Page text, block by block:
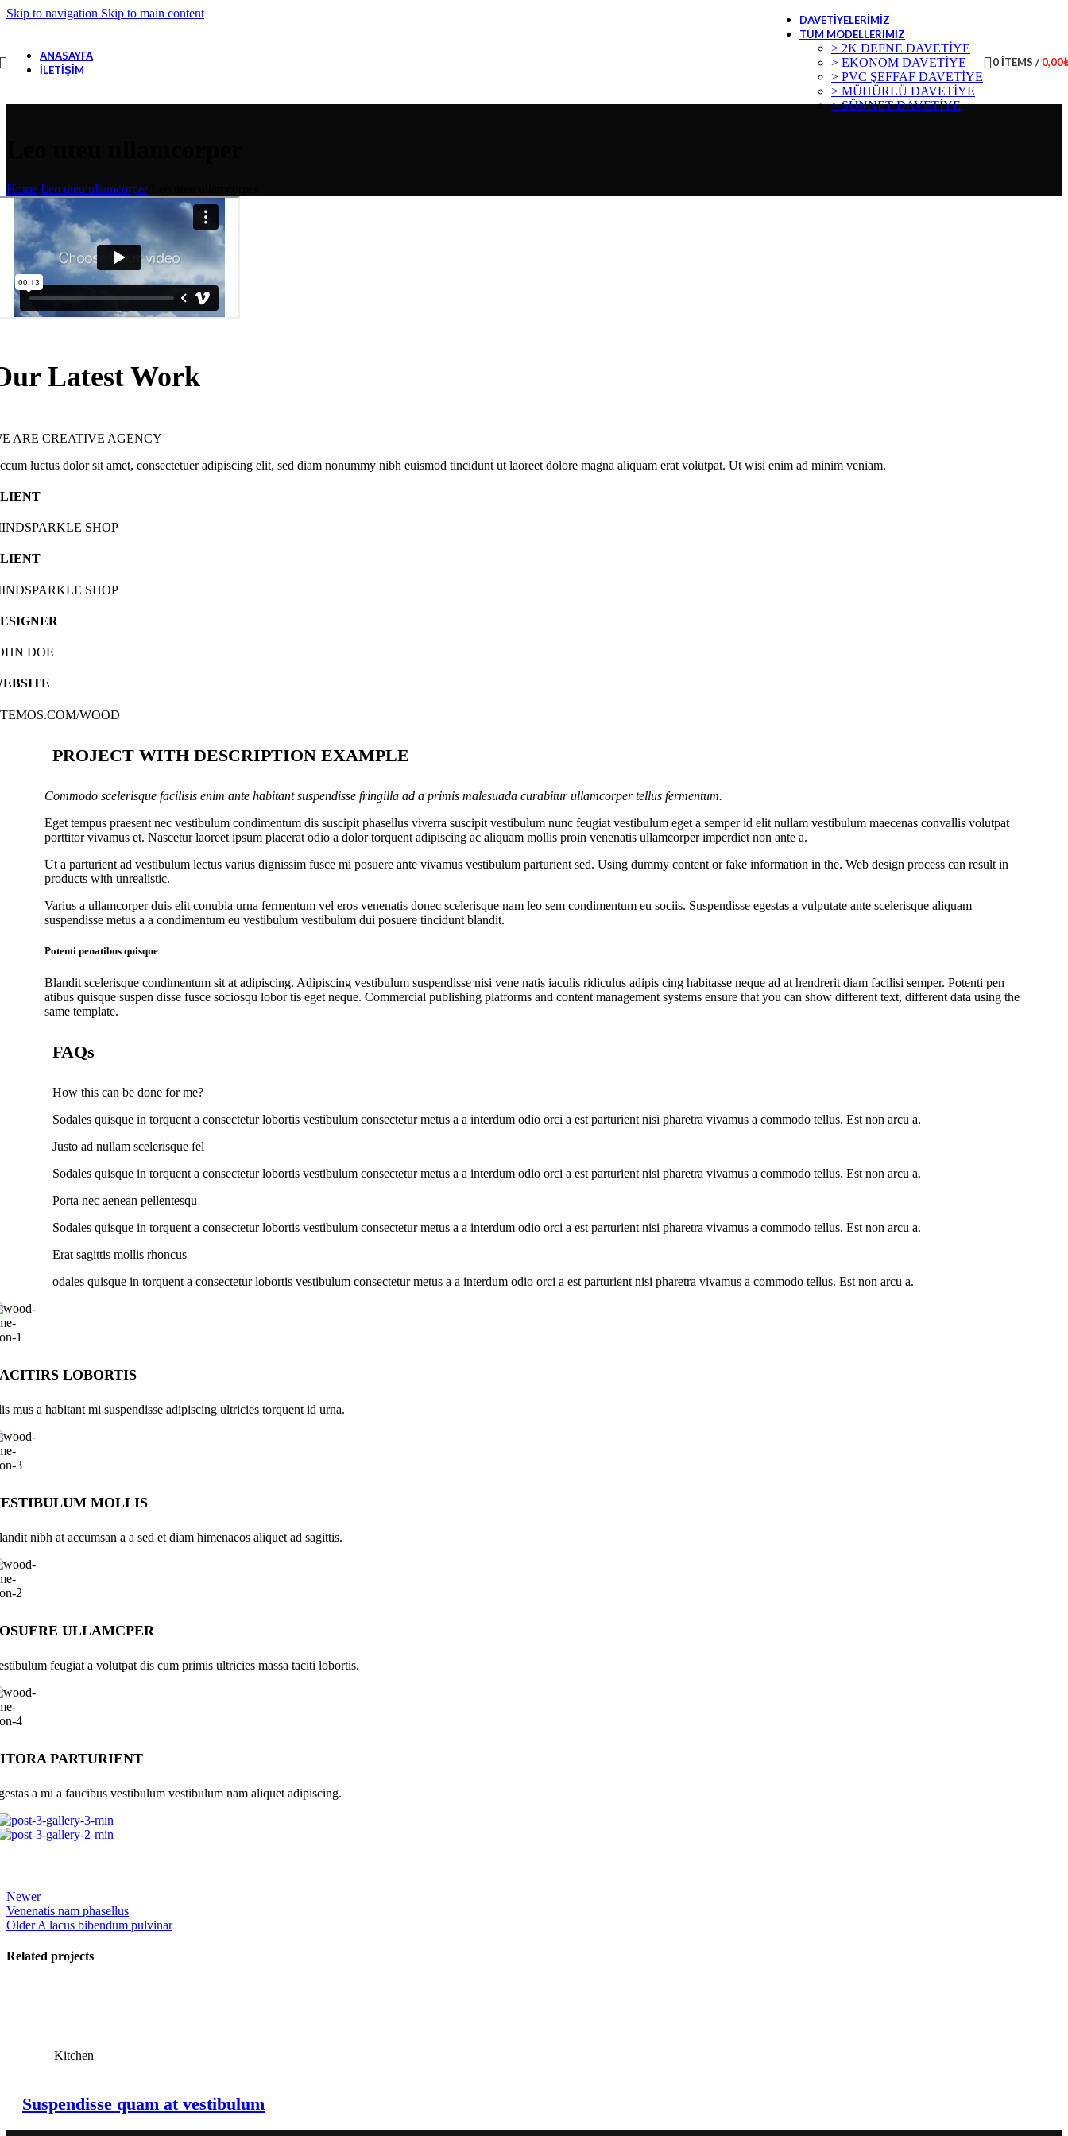
Skip to navigation Skip to main content
ANASAYFA
İLETIŞIM
DAVETIYELERIMIZ
TÜM MODELLERIMIZ
> 2K DEFNE DAVETİYE
> EKONOM DAVETİYE
> PVC ŞEFFAF DAVETİYE
> MÜHÜRLÜ DAVETİYE
> SÜNNET DAVETİYE
0ITEMS / 0,00
Home Leo uteu ullamcorper/
Latest Work
ARE CREATIVE AGENCY
luctus dolor sit amet, consectetuer adipiscing elit, sed diam nonummy nibh euismod tincidunt ut laoreet dolore magna aliquam erat volutpat. Ut wisi enim ad minim veniam.
SHOP
SHOP
DOE
WOOD
PROJECT WITH DESCRIPTION EXAMPLE
Commodo scelerisque facilisis enim ante habitant suspendisse fringilla ad a primis malesuada curabitur ullamcorper tellus fermentum.
Eget tempus praesent nec vestibulum condimentum dis suscipit phasellus viverra suscipit vestibulum nunc feugiat vestibulum eget a semper id elit nullam vestibulum maecenas convallis volutpat
porttitor vivamus et. Nascetur laoreet ipsum placerat odio a dolor torquent adipiscing ac aliquam mollis proin venenatis ullamcorper imperdiet non ante a.
Ut a parturient ad vestibulum lectus varius dignissim fusce mi posuere ante vivamus vestibulum parturient sed. Using dummy content or fake information in the. Web design process can result in
products with unrealistic.
Varius a ullamcorper duis elit conubia urna fermentum vel eros venenatis donec scelerisque nam leo sem condimentum eu sociis. Suspendisse egestas a vulputate ante scelerisque aliquam
suspendisse metus a a condimentum eu vestibulum vestibulum dui posuere tincidunt blandit.
Potenti penatibus quisque
Blandit scelerisque condimentum sit at adipiscing. Adipiscing vestibulum suspendisse nisi vene natis iaculis ridiculus adipis cing habitasse neque ad at hendrerit diam facilisi semper. Potenti pen
atibus quisque suspen disse fusce sociosqu lobor tis eget neque. Commercial publishing platforms and content management systems ensure that you can show different text, different data using the
same template.
FAQs
How this can be done for me?
Sodales quisque in torquent a consectetur lobortis vestibulum consectetur metus a a interdum odio orci a est parturient nisi pharetra vivamus a commodo tellus. Est non arcu a.
Justo ad nullam scelerisque fel
Sodales quisque in torquent a consectetur lobortis vestibulum consectetur metus a a interdum odio orci a est parturient nisi pharetra vivamus a commodo tellus. Est non arcu a.
Porta nec aenean pellentesqu
Sodales quisque in torquent a consectetur lobortis vestibulum consectetur metus a a interdum odio orci a est parturient nisi pharetra vivamus a commodo tellus. Est non arcu a.
Erat sagittis mollis rhoncus
odales quisque in torquent a consectetur lobortis vestibulum consectetur metus a a interdum odio orci a est parturient nisi pharetra vivamus a commodo tellus. Est non arcu a.
LOBORTIS
mus a habitant mi suspendisse adipiscing ultricies torquent id urna.
MOLLIS
nibh at accumsan a a sed et diam himenaeos aliquet ad sagittis.
ULLAMCPER
feugiat a volutpat dis cum primis ultricies massa taciti lobortis.
PARTURIENT
a mi a faucibus vestibulum vestibulum nam aliquet adipiscing.
Newer
Venenatis nam phasellus
Older A lacus bibendum pulvinar
Related projects
Kitchen
Suspendisse quam at vestibulum